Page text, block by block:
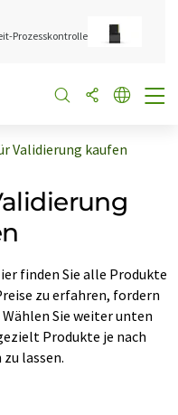
Prozesskontrolle
Validierung kaufen
finden Sie alle Produkte
zu erfahren, fordern
Sie weiter unten
Produkte je nach
lassen.